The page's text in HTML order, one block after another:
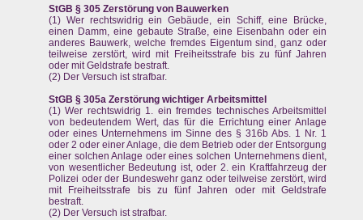
StGB § 305 Zerstörung von Bauwerken
(1) Wer rechtswidrig ein Gebäude, ein Schiff, eine Brücke,
einen Damm, eine gebaute Straße, eine Eisenbahn oder ein
anderes Bauwerk, welche fremdes Eigentum sind, ganz oder
teilweise zerstört, wird mit Freiheitsstrafe bis zu fünf Jahren
oder mit Geldstrafe bestraft.
(2) Der Versuch ist strafbar.
StGB § 305a Zerstörung wichtiger Arbeitsmittel
(1) Wer rechtswidrig 1. ein fremdes technisches Arbeitsmittel
von bedeutendem Wert, das für die Errichtung einer Anlage
oder eines Unternehmens im Sinne des § 316b Abs. 1 Nr. 1
oder 2 oder einer Anlage, die dem Betrieb oder der Entsorgung
einer solchen Anlage oder eines solchen Unternehmens dient,
von wesentlicher Bedeutung ist, oder 2. ein Kraftfahrzeug der
Polizei oder der Bundeswehr ganz oder teilweise zerstört, wird
mit Freiheitsstrafe bis zu fünf Jahren oder mit Geldstrafe
bestraft.
(2) Der Versuch ist strafbar.